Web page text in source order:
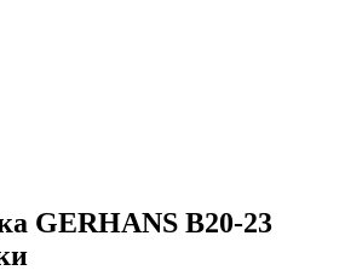
GERHANS B20-23